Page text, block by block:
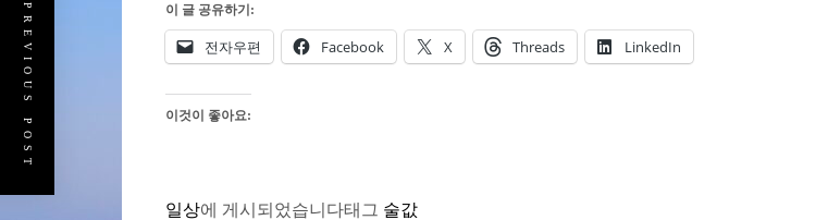
이 글 공유하기:
전자우편 Facebook X Threads LinkedIn
이것이 좋아요:
일상에 게시되었습니다태그 술값
PREVIOUS POST